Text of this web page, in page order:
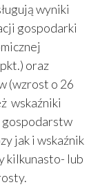
wyniki
gospodarki
oraz
(wzrost o 26
wskaźniki
jak i wskaźnik
kilkunasto- lub